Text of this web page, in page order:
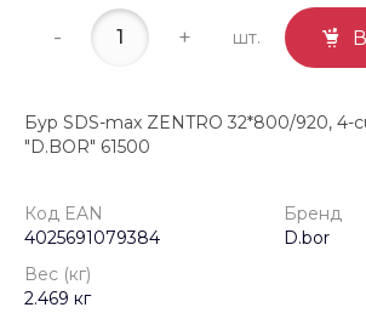
- + шт.
Бур SDS-max ZENTRO 32*800/920, 4-
"D.BOR" 61500
Код EAN
4025691079384
Бренд
D.bor
Вес (кг)
2.469 кг